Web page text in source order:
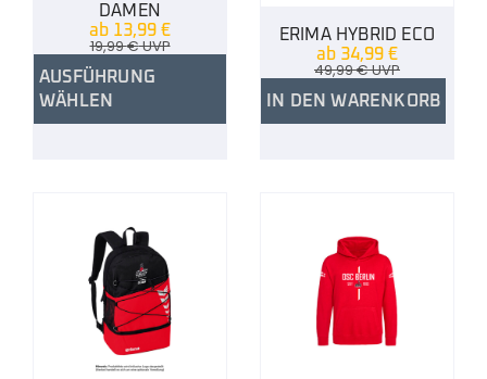
DAMEN
ab 13,99 €
19,99€UVP
AUSFÜHRUNG
WÄHLEN
ERIMA HYBRID ECO
ab 34,99 €
49,99€UVP
IN DEN WARENKORB